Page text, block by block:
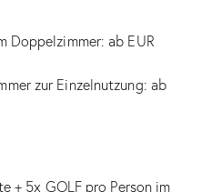
Doppelzimmer: ab EUR
zur Einzelnutzung: ab
+ 5x GOLF pro Person im